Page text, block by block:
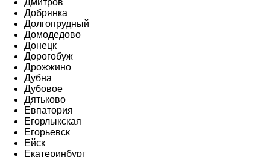
Дмитров
Добрянка
Долгопрудный
Домодедово
Донецк
Дорогобуж
Дрожжино
Дубна
Дубовое
Дятьково
Евпатория
Егорлыкская
Егорьевск
Ейск
Екатеринбург